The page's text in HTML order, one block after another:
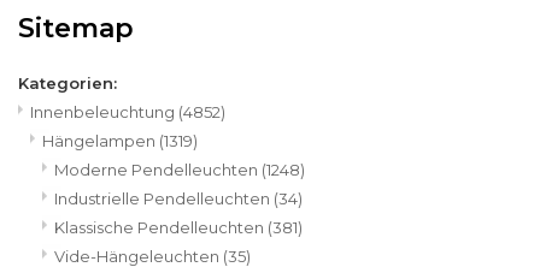
Sitemap
Kategorien:
Innenbeleuchtung (4852)
Hängelampen (1319)
Moderne Pendelleuchten (1248)
Industrielle Pendelleuchten (34)
Klassische Pendelleuchten (381)
Vide-Hängeleuchten (35)